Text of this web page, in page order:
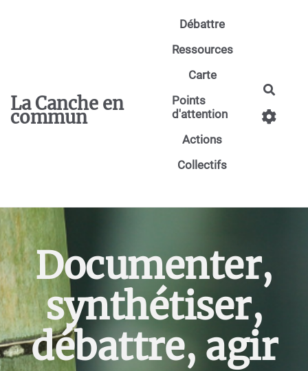
La Canche en
commun
Débattre
Ressources
Carte
Points
d'attention
Actions
Collectifs
Documenter,
synthétiser,
débattre, agir